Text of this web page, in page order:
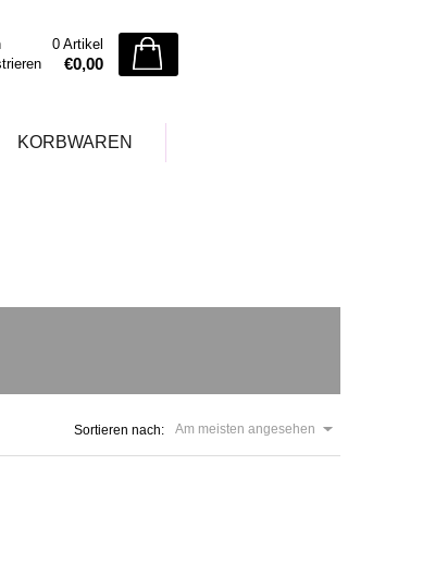
0 Artikel
€0,00
KORBWAREN
Sortieren nach: Am meisten angesehen